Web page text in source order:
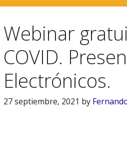
Webinar
COVID.
Electrónicos.
27 septiembre, 2021 by